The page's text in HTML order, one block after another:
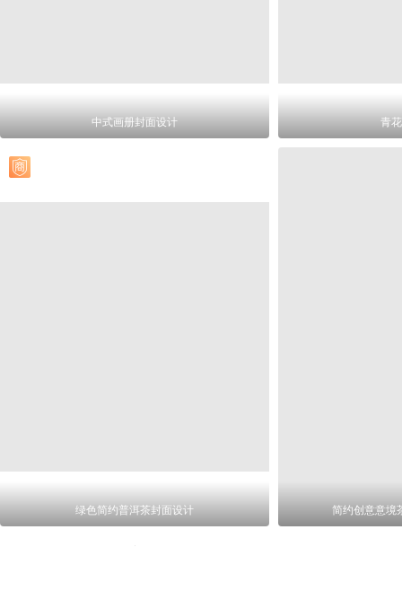
中式画册封面设计 青
绿色简约普洱茶封面设计 简约创意意境